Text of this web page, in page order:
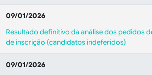
09/01/2026
Resultado definitivo da análise dos pedidos
de inscrição (candidatos indeferidos)
09/01/2026